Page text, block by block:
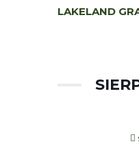
LAKELAND